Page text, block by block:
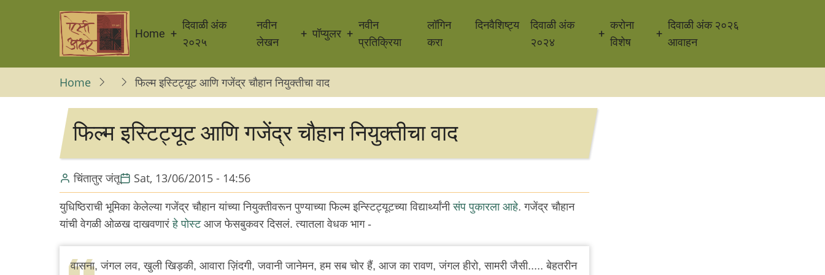
navigation
Home
दिवाळी अंक
२०२५
नवीन
लेखन
पॉप्युलर
नवीन
प्रतिक्रिया
लॉगिन
करा
दिनवैशिष्ट्य
दिवाळी अंक
२०२४
करोना
विशेष
दिवाळी अंक २०२६
आवाहन
Home फिल्म इस्टिट्यूट आणि गजेंद्र चौहान नियुक्तीचा वाद
फिल्म इस्टिट्यूट आणि गजेंद्र चौहान नियुक्तीचा वाद
चिंतातुर जंतू Sat, 13/06/2015 - 14:56
युधिष्ठिराची भूमिका केलेल्या गजेंद्र चौहान यांच्या नियुक्तीवरून पुण्याच्या फिल्म इन्स्टिट्यूटच्या विद्यार्थ्यांनीसंप पुकारला आहे. गजेंद्र चौहान
यांची वेगळी ओळख दाखवणारंहे पोस्टआज फेसबुकवर दिसलं. त्यातला वेधक भाग -
वासना, जंगल लव, खुली खिड़की, आवारा ज़िंदगी, जवानी जानेमन, हम सब चोर हैं, आज का रावण, जंगल हीरो, सामरी जैसी..... बेहतरीन